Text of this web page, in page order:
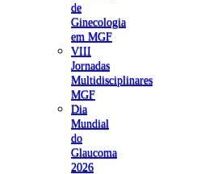
de
Ginecologia
em MGF
VIII
Jornadas
Multidisciplinares
MGF
Dia
Mundial
do
Glaucoma
2026